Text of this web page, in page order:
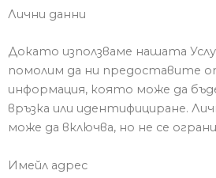
Лични данни
Докато използваме нашата
помолим да ни предоставите
информация, която може да бъде
връзка или идентифициране.
може да включва, но не се
Имейл адрес